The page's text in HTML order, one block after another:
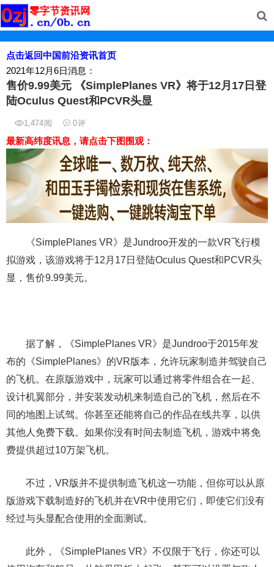
点击返回中国前沿资讯首页
2021年12月6日消息：
售价9.99美元 《SimplePlanes VR》将于12月17日登
陆Oculus Quest和PCVR头显
1,474阅 0评
最新高纬度讯息，请点击下图围观：
《SimplePlanes VR》是Jundroo开发的一款VR飞行模
拟游戏，该游戏将于12月17日登陆Oculus Quest和PCVR头
显，售价9.99美元。
据了解，《SimplePlanes VR》是Jundroo于2015年发
布的《SimplePlanes》的VR版本，允许玩家制造并驾驶自己
的飞机。在原版游戏中，玩家可以通过将零件组合在一起、
设计机翼部分，并安装发动机来制造自己的飞机，然后在不
同的地图上试驾。你甚至还能将自己的作品在线共享，以供
其他人免费下载。如果你没有时间去制造飞机，游戏中将免
费提供超过10万架飞机。
不过，VR版并不提供制造飞机这一功能，但你可以从原
版游戏下载制造好的飞机并在VR中使用它们，即使它们没有
经过与头显配合使用的全面测试。
此外，《SimplePlanes VR》不仅限于飞行，你还可以